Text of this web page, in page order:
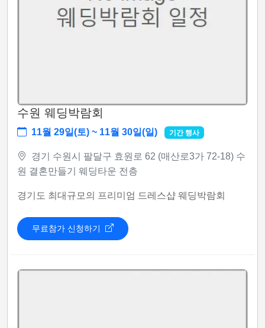
수원 웨딩박람회
11월 29일(토) ~ 11월 30일(일) 기간 행사
경기 수원시 팔달구 효원로 62 (매산로3가 72-18) 수
원 결혼만들기 웨딩타운 전층
경기도 최대규모의 프리미엄 드레스샵 웨딩박람회
무료참가 신청하기